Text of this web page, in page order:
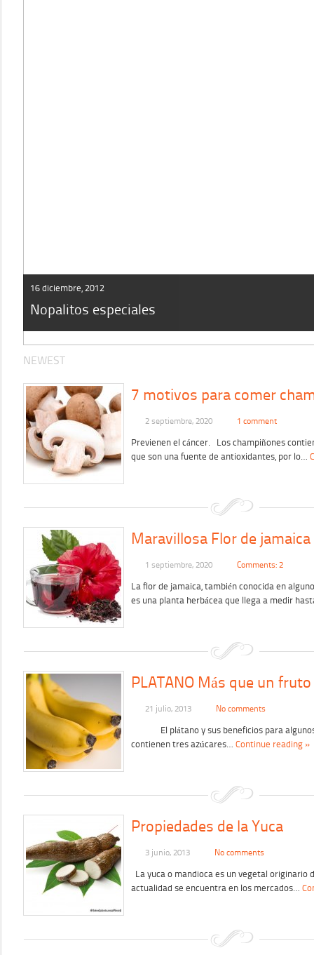
16 diciembre, 2012
Nopalitos especiales
NEWEST
7 motivos para comer
2 septiembre, 2020 1 comment
Previenen el cáncer. Los champiñones
que son una fuente de antioxidantes, por lo…
Maravillosa Flor de jamaica
1 septiembre, 2020 Comments: 2
La flor de jamaica, también conocida en
es una planta herbácea que llega a medir
PLATANO Más que un
21 julio, 2013 No comments
El plátano y sus beneficios para algunos
contienen tres azúcares… Continue reading »
Propiedades de la Yuca
3 junio, 2013 No comments
La yuca o mandioca es un vegetal originario
actualidad se encuentra en los mercados…